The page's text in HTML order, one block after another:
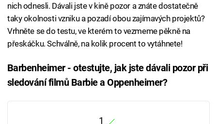
nich odnesli. Dávali jste v kině pozor a znáte dostatečně
taky okolnosti vzniku a pozadí obou zajímavých projektů?
Vrhněte se do testu, ve kterém to vezmeme pěkně na
přeskáčku. Schválně, na kolik procent to vytáhnete!
Barbenheimer - otestujte, jak jste dávali pozor při
sledování filmů Barbie a Oppenheimer?
1